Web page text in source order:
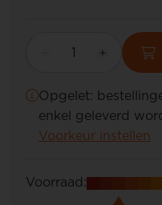
Opgelet:
enkel geleverd
Voorkeur instellen
Voorraad: